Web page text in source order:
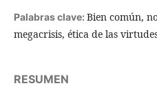
Palabras clave: Bien común,
megacrisis, ética de las
RESUMEN